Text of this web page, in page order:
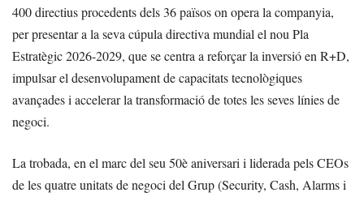
400 directius procedents dels 36 països on opera la companyia,
per presentar a la seva cúpula directiva mundial el nou Pla
Estratègic 2026-2029, que se centra a reforçar la inversió en R+D,
impulsar el desenvolupament de capacitats tecnològiques
avançades i accelerar la transformació de totes les seves línies de
negoci.
La trobada, en el marc del seu 50è aniversari i liderada pels CEOs
de les quatre unitats de negoci del Grup (Security, Cash, Alarms i